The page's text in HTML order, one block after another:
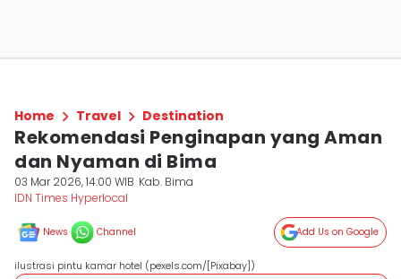
Home Travel Destination
Rekomendasi Penginapan yang Aman
dan Nyaman di Bima
03 Mar 2026, 14:00 WIB Kab. Bima
IDN Times Hyperlocal
News Channel Add Us on Google
ilustrasi pintu kamar hotel (pexels.com/[Pixabay])